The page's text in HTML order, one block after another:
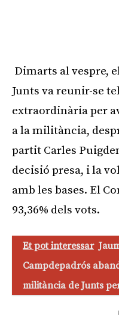
Dimarts al vespre,
Junts va reunir-se
extraordinària per
a la militància,
partit Carles
decisió presa, i la
amb les bases. El
93,36% dels vots.
Et pot interessar
Campdepadrós
militància de Junts